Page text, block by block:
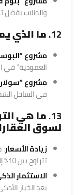
والطلاب بفضل
12. ما الذي
مشروع
العمودية” في
مشروع
في الساحل
13. ما هي
لسوق
زيادة الأسعار:
تتراوح بين 10% إلى 30% في 2026.
الاستثمار
يعد الخيار